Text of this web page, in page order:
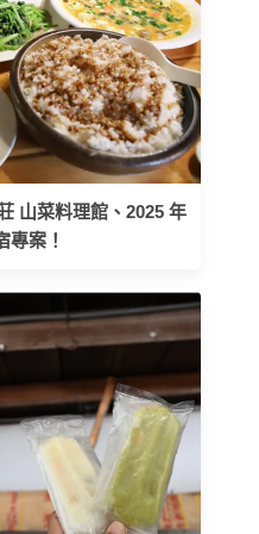
山菜料理館、2025 年
專案！